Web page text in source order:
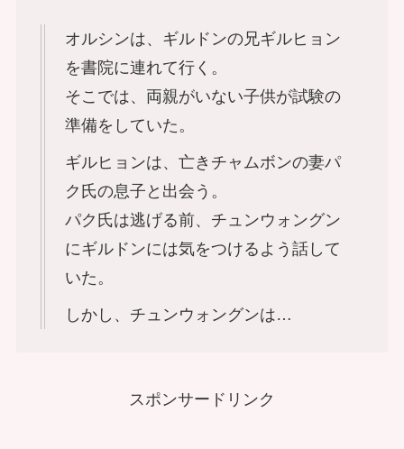
オルシンは、ギルドンの兄ギルヒョン
を書院に連れて行く。
そこでは、両親がいない子供が試験の
準備をしていた。
ギルヒョンは、亡きチャムボンの妻パ
ク氏の息子と出会う。
パク氏は逃げる前、チュンウォングン
にギルドンには気をつけるよう話して
いた。
しかし、チュンウォングンは…
スポンサードリンク